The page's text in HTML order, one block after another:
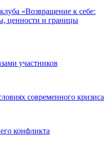
«Возвращение к себе:
ценности и границы
участников
современного кризиса
конфликта